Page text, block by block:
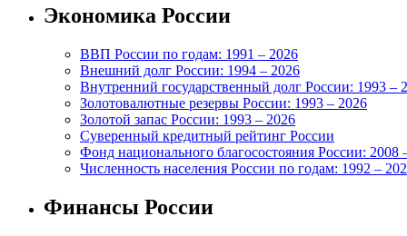
Экономика России
ВВП России по годам: 1991 – 2026
Внешний долг России: 1994 – 2026
Внутренний государственный долг России: 1993 –
Золотовалютные резервы России: 1993 – 2026
Золотой запас России: 1993 – 2026
Суверенный кредитный рейтинг России
Фонд национального благосостояния России: 2008
Численность населения России по годам: 1992 –
Финансы России